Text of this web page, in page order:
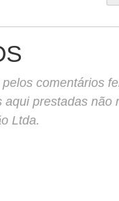
comentários
prestadas não
Ltda.